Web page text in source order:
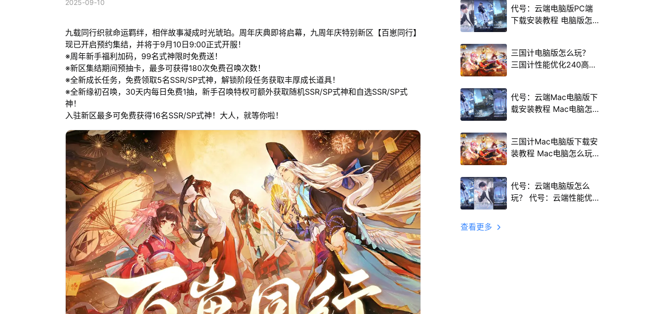
2025-09-10
九载同行织就命运羁绊，相伴故事凝成时光琥珀。周年庆典即将启幕，九周年庆特别新区【百崽同行】
现已开启预约集结，并将于9月10日9:00正式开服！
※周年新手福利加码，99名式神限时免费送！
※新区集结期间预抽卡，最多可获得180次免费召唤次数！
※全新成长任务，免费领取5名SSR/SP式神，解锁阶段任务获取丰厚成长道具！
※全新缘初召唤，30天内每日免费1抽，新手召唤特权可额外获取随机SSR/SP式神和自选SSR/SP式
神！
入驻新区最多可免费获得16名SSR/SP式神！大人，就等你啦！
代号：云端电脑版PC端
下载安装教程 电脑版怎
三国计电脑版怎么玩？
三国计性能优化240高帧
代号：云端Mac电脑版下
载安装教程 Mac电脑怎
三国计Mac电脑版下载安
装教程 Mac电脑怎么玩
代号：云端电脑版怎么
玩？ 代号：云端性能优
查看更多